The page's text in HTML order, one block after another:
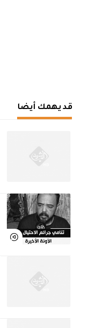
قد يهمك أيضا